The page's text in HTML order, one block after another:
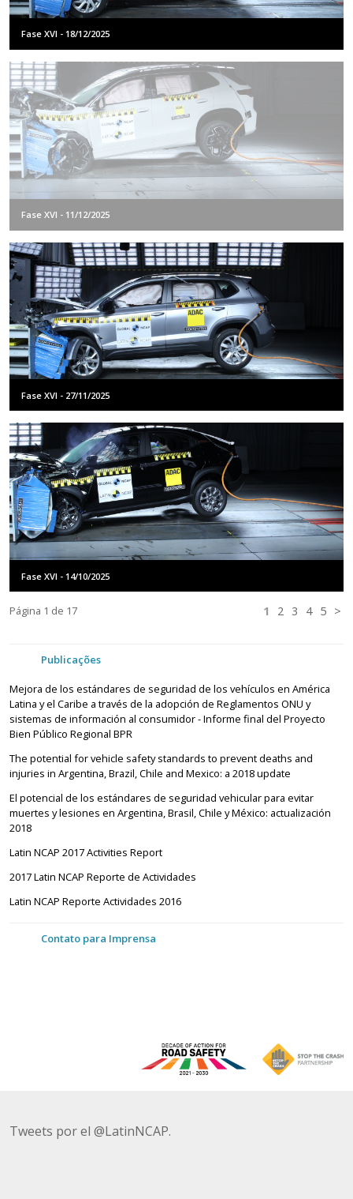
Fase XVI - 18/12/2025
Fase XVI - 11/12/2025
Fase XVI - 27/11/2025
Fase XVI - 14/10/2025
Página 1 de 17 1 2 3 4 5 >
Publicações
Mejora de los estándares de seguridad de los vehículos en América
Latina y el Caribe a través de la adopción de Reglamentos ONU y
sistemas de información al consumidor - Informe final del Proyecto
Bien Público Regional BPR
The potential for vehicle safety standards to prevent deaths and
injuries in Argentina, Brazil, Chile and Mexico: a 2018 update
El potencial de los estándares de seguridad vehicular para evitar
muertes y lesiones en Argentina, Brasil, Chile y México: actualización
2018
Latin NCAP 2017 Activities Report
2017 Latin NCAP Reporte de Actividades
Latin NCAP Reporte Actividades 2016
Contato para Imprensa
Tweets por el @LatinNCAP.